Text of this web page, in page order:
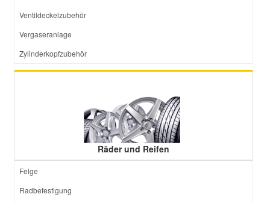
Ventildeckelzubehör
Vergaseranlage
Zylinderkopfzubehör
Räder und Reifen
Felge
Radbefestigung